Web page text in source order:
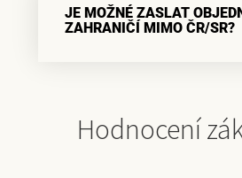
JE MOŽNÉ ZASLAT
ZAHRANIČÍ MIMO ČR/SR?
Hodnocení